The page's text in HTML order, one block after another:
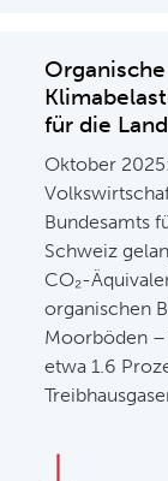
für die
Oktober
Bundesamts
Schweiz
CO₂-
organischen
Moorböden –
etwa 1.6